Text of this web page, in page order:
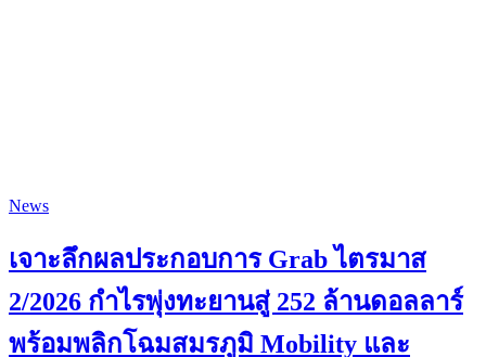
News
เจาะลึกผลประกอบการ Grab ไตรมาส
2/2026 กำไรพุ่งทะยานสู่ 252 ล้านดอลลาร์
พร้อมพลิกโฉมสมรภูมิ Mobility และ